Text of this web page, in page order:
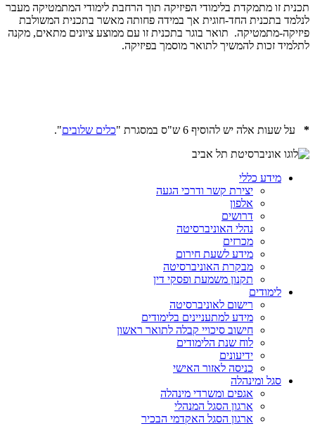
תכנית זו מתמקדת בלימודי הפיזיקה תוך הרחבת לימודי המתמטיקה מעבר
לנלמד בתכנית החד-חוגית אך במידה פחותה מאשר בתכנית המשולבת
פיזיקה-מתמטיקה. תואר בוגר בתכנית זו עם ממוצע ציונים מתאים, מקנה
לתלמיד זכות להמשיך לתואר מוסמך בפיזיקה.
* על שעות אלה יש להוסיף 6 ש"ס במסגרת " כלים שלובים".
מידע כללי
יצירת קשר ודרכי הגעה
אלפון
דרושים
נהלי האוניברסיטה
מכרזים
מידע לשעת חירום
מבקרת האוניברסיטה
תקנון משמעת ופסקי דין
לימודים
רישום לאוניברסיטה
מידע למתעניינים בלימודים
חישוב סיכויי קבלה לתואר ראשון
לוח שנת הלימודים
ידיעונים
כניסה לאזור האישי
סגל ומינהלה
אגפים ומשרדי מינהלה
ארגון הסגל המנהלי
ארגון הסגל האקדמי הבכיר